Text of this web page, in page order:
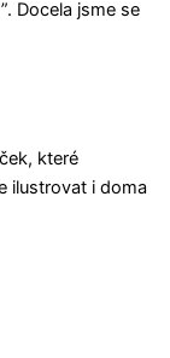
Docela jsme se
které
ilustrovat i doma